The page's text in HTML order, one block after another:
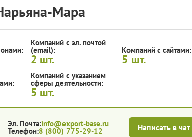
Мара
Компаний с эл. почтой
(email):
2 шт.
Компаний с сайтами:
5 шт.
Компаний с указанием
сферы деятельности:
5 шт.
Эл. Почта:info@export-base.ru
Телефон:8 (800) 775-29-12 Написать в чат